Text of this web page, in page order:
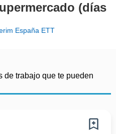
(días
España ETT
de trabajo que te pueden